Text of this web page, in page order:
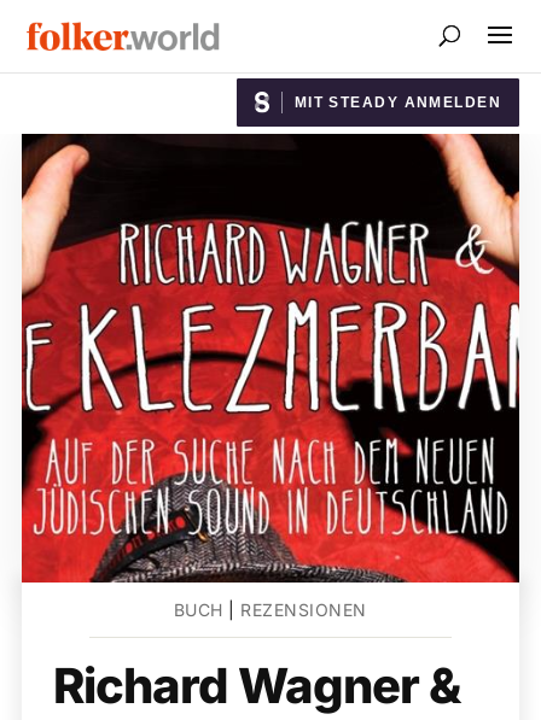
MIT STEADY ANMELDEN
BUCH REZENSIONEN
Richard Wagner &